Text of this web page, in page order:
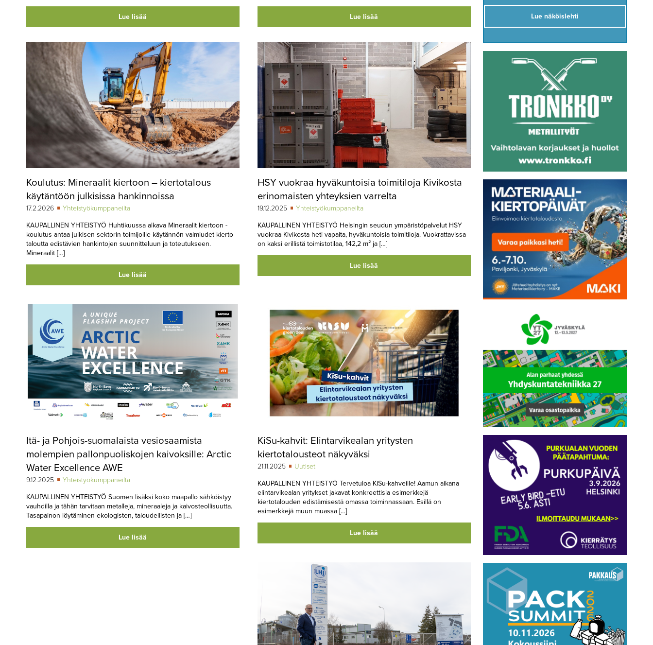
Lue lisää Lue lisää
Koulutus: Mineraalit kiertoon – kier­to­ta­lous
käytäntöön julkisissa han­kin­nois­sa
17.2.2026 Yhteistyökumppaneilta
KAUPALLINEN YHTEISTYÖ Huhtikuussa alkava Mineraalit kiertoon -
koulutus antaa julkisen sektorin toimijoille käytännön valmiudet kier­to­
ta­lout­ta edistävien hankintojen suun­nit­te­luun ja to­teu­tuk­seen.
Mineraalit […]
Lue lisää
HSY vuokraa hyväkuntoisia toimitiloja Kivikosta
erinomaisten yhteyksien varrelta
19.12.2025 Yhteistyökumppaneilta
KAUPALLINEN YHTEISTYÖ Helsingin seudun ympäristöpalvelut HSY
vuokraa Kivikosta heti vapaita, hyväkuntoisia toimitiloja. Vuokrattavissa
on kaksi erillistä toimistotilaa, 142,2 m² ja […]
Lue lisää
Itä- ja Pohjois-suomalaista vesiosaamista
molempien pallonpuoliskojen kaivoksille: Arctic
Water Excellence AWE
9.12.2025 Yhteistyökumppaneilta
KAUPALLINEN YHTEISTYÖ Suomen lisäksi koko maapallo sähköistyy
vauhdilla ja tähän tarvitaan metalleja, mineraaleja ja kaivosteollisuutta.
Tasapainon löytäminen ekologisten, taloudellisten ja […]
Lue lisää
KiSu-kahvit: Elintarvikealan yritysten
kiertotalousteot näkyväksi
21.11.2025 Uutiset
KAUPALLINEN YHTEISTYÖ Tervetuloa KiSu-kahveille! Aamun aikana
elintarvikealan yritykset jakavat konkreettisia esimerkkejä
kiertotalouden edistämisestä omassa toiminnassaan. Esillä on
esimerkkejä muun muassa […]
Lue lisää
Lue näköislehti